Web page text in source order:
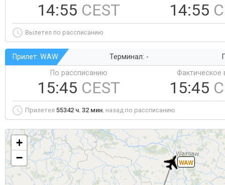
14:55 CEST 14:55
Вылетел по рассписанию
Прилет: WAW Терминал: -
По рассписанию
15:45 CEST
Фактическое
15:45
Прилетел 55342 ч. 32 мин. назад по рассписанию
WAW
+
−